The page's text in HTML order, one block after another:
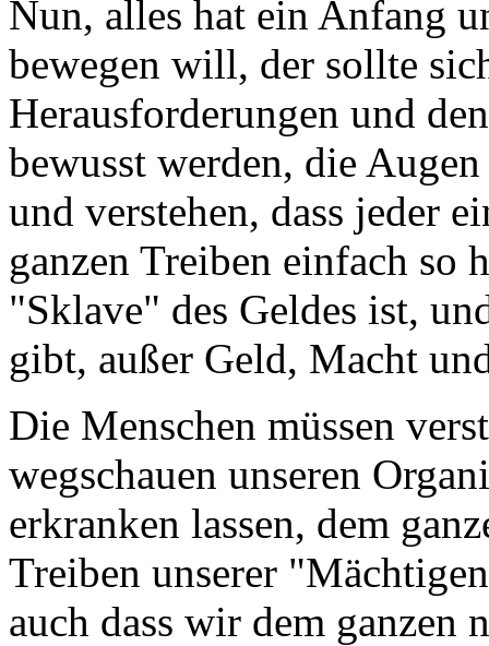
Nun, alles hat ein Anfang
bewegen will, der sollte
Herausforderungen und
bewusst werden, die
und verstehen, dass jeder
ganzen Treiben einfach so
"Sklave" des Geldes ist,
gibt, außer Geld, Macht
Die Menschen müssen
wegschauen unseren
erkranken lassen, dem
Treiben unserer
auch dass wir dem